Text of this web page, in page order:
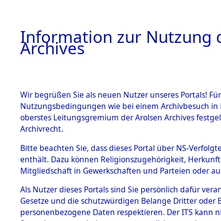
BESTÄNDE
1.
mente
5. Verschiedenes
5.3
→0149
Information zur Nutzung
Archives
Wir begrüßen Sie als neuen Nutzer unseres Portals!
Nutzungsbedingungen wie bei einem Archivbesuch
oberstes Leitungsgremium der Arolsen Archives
Archivrecht.
Bitte beachten Sie, dass dieses Portal über NS-
enthält. Dazu können Religionszugehörigkeit,
Mitgliedschaft in Gewerkschaften und Parteien oder
Als Nutzer dieses Portals sind Sie persönlich dafür
Gesetze und die schutzwürdigen Belange Dritter
personenbezogene Daten respektieren. Der ITS